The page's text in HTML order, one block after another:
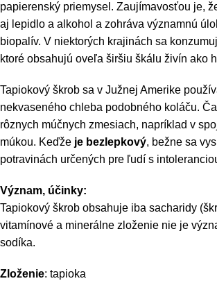
papierenský priemysel. Zaujímavosťou je,
aj lepidlo a alkohol a zohráva významnú
biopalív. V niektorých krajinách sa
ktoré obsahujú oveľa širšiu škálu živín ako
Tapiokový škrob sa v Južnej Amerike
nekvaseného chleba podobného koláču.
rôznych múčnych zmesiach, napríklad v
múkou. Keďže je bezlepkový, bežne sa
potravinách určených pre ľudí s
Význam, účinky:
Tapiokový škrob obsahuje iba sacharidy
vitamínové a minerálne zloženie nie je
sodíka.
Zloženie: tapioka